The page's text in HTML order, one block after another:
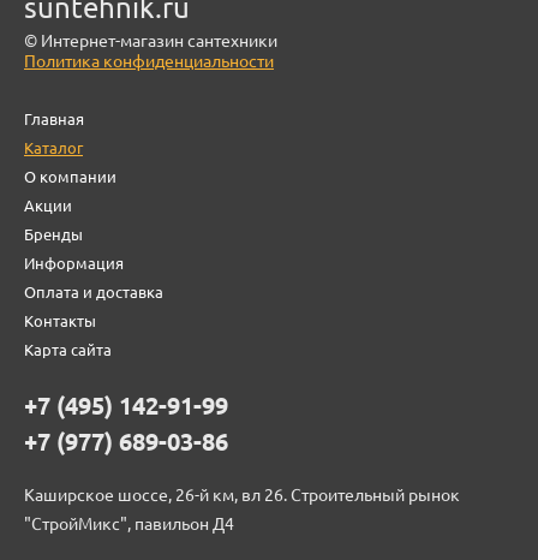
suntehnik.ru
© Интернет-магазин сантехники
Политика конфиденциальности
Главная
Каталог
О компании
Акции
Бренды
Информация
Оплата и доставка
Контакты
Карта сайта
+7 (495) 142-91-99
+7 (977) 689-03-86
Каширское шоссе, 26-й км, вл 26. Строительный рынок
"СтройМикс", павильон Д4